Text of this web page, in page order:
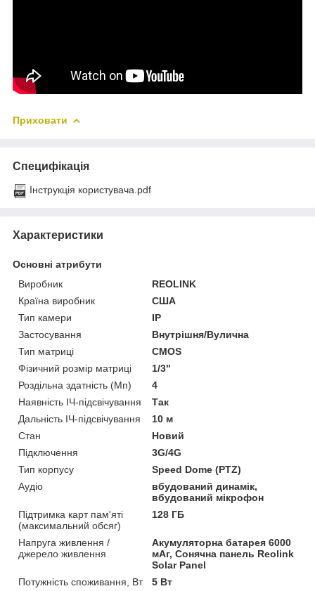
Приховати
Специфікація
Інструкція користувача.pdf
Характеристики
Основні атрибути
Виробник
REOLINK
Країна виробник
США
Тип камери
IP
Застосування
Внутрішня/Вулична
Тип матриці
CMOS
Фізичний розмір матриці
1/3"
Роздільна здатність (Мп)
4
Наявність ІЧ-підсвічування
Так
Дальність ІЧ-підсвічування
10 м
Стан
Новий
Підключення
3G/4G
Тип корпусу
Speed Dome (PTZ)
Аудіо
вбудований динамік,
вбудований мікрофон
Підтримка карт пам'яті
(максимальний обсяг)
128 ГБ
Напруга живлення /
джерело живлення
Акумуляторна батарея 6000
мАг, Сонячна панель Reolink
Solar Panel
Потужність споживання, Вт
5 Вт